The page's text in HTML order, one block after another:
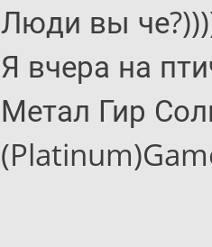
Люди вы
Я вчера на
Метал Гир